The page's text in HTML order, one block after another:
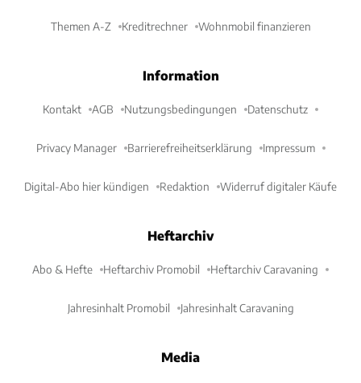
Themen A-Z Kreditrechner Wohnmobil finanzieren
Information
Kontakt AGB Nutzungsbedingungen Datenschutz
Privacy Manager Barrierefreiheitserklärung Impressum
Digital-Abo hier kündigen Redaktion Widerruf digitaler Käufe
Heftarchiv
Abo & Hefte Heftarchiv Promobil Heftarchiv Caravaning
Jahresinhalt Promobil Jahresinhalt Caravaning
Media